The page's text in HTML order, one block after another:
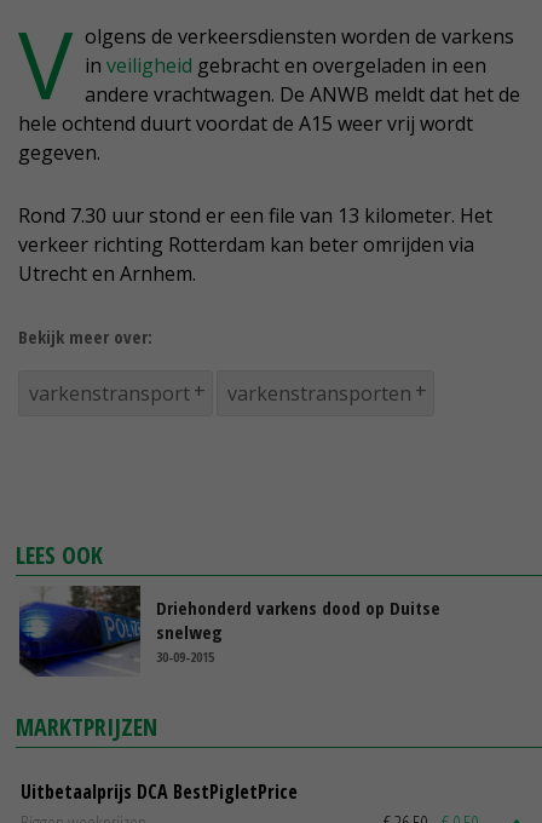
V olgens de verkeersdiensten worden de varkens
in veiligheid gebracht en overgeladen in een
andere vrachtwagen. De ANWB meldt dat het de
hele ochtend duurt voordat de A15 weer vrij wordt
gegeven.
Rond 7.30 uur stond er een file van 13 kilometer. Het
verkeer richting Rotterdam kan beter omrijden via
Utrecht en Arnhem.
Bekijk meer over:
varkenstransport varkenstransporten
LEES OOK
Driehonderd varkens dood op Duitse
snelweg
30-09-2015
MARKTPRIJZEN
Uitbetaalprijs DCA BestPigletPrice